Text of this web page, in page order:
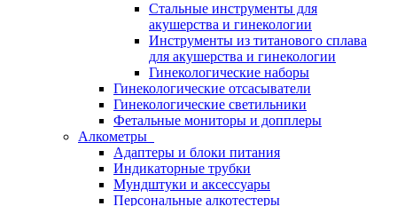
Стальные инструменты для
акушерства и гинекологии
Инструменты из титанового сплава
для акушерства и гинекологии
Гинекологические наборы
Гинекологические отсасыватели
Гинекологические светильники
Фетальные мониторы и допплеры
Алкометры
Адаптеры и блоки питания
Индикаторные трубки
Мундштуки и аксессуары
Персональные алкотестеры